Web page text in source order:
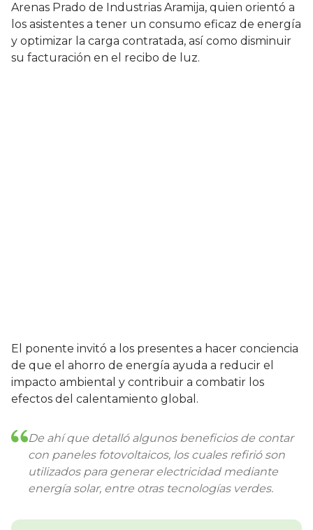
Arenas Prado de Industrias Aramija, quien orientó a
los asistentes a tener un consumo eficaz de energía
y optimizar la carga contratada, así como disminuir
su facturación en el recibo de luz.
El ponente invitó a los presentes a hacer conciencia
de que el ahorro de energía ayuda a reducir el
impacto ambiental y contribuir a combatir los
efectos del calentamiento global.
De ahí que detalló algunos beneficios de contar
con paneles fotovoltaicos, los cuales refirió son
utilizados para generar electricidad mediante
energía solar, entre otras tecnologías verdes.